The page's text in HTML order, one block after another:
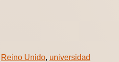
Reino Unido, universidad